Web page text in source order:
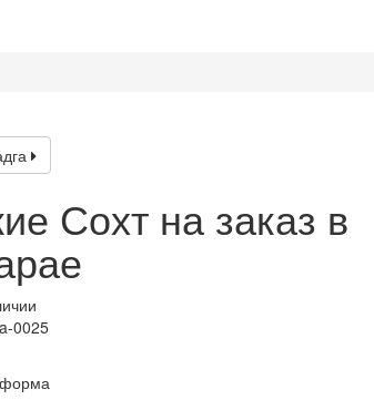
Сохт на заказ в
0025